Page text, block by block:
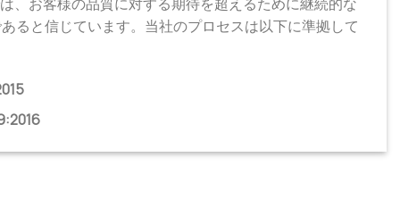
ると信じています。当社のプロセスは以下に準拠して